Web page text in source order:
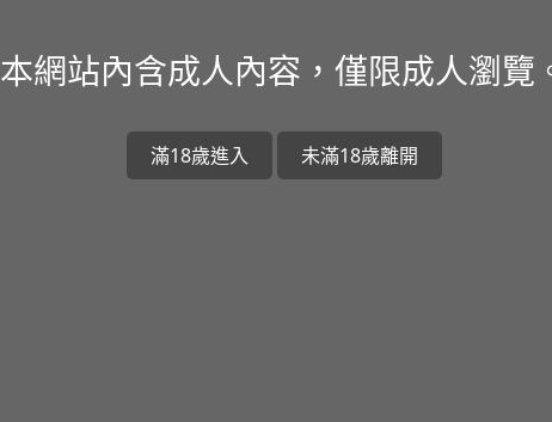
本網站內含成人內容，僅限成人瀏覽
滿18歲進入 未滿18歲離開